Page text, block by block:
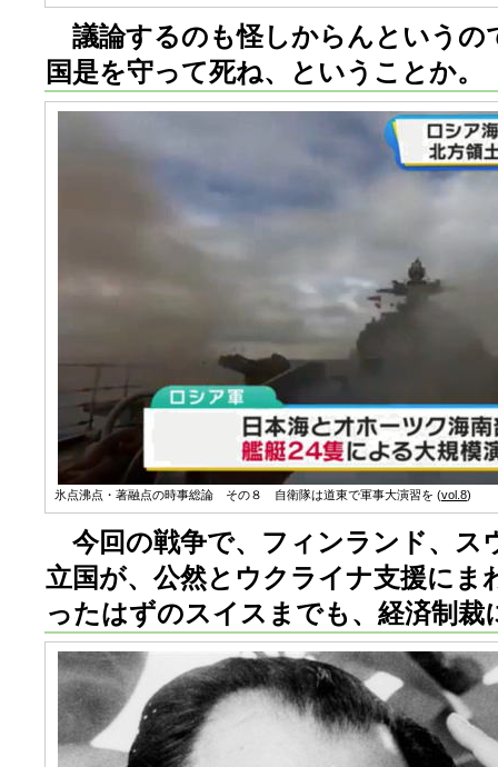
議論するのも怪しからんというの
国是を守って死ね、ということか。
氷点沸点・著融点の時事総論 その８ 自衛隊は道東で軍事大演習を (vol.8)
今回の戦争で、フィンランド、ス
立国が、公然とウクライナ支援にま
ったはずのスイスまでも、経済制裁